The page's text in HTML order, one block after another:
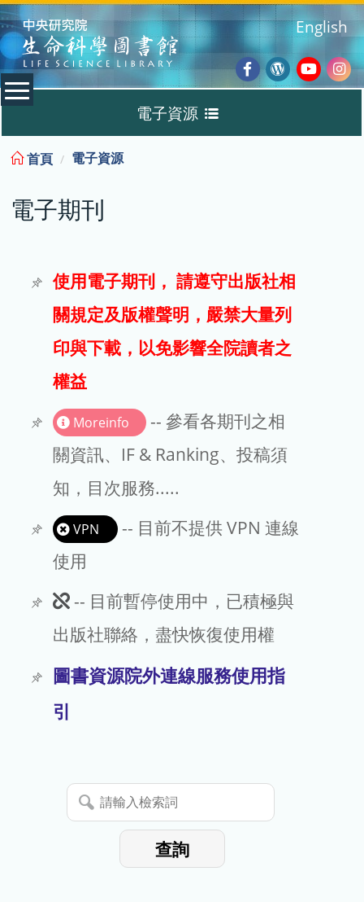
:::
Facebook
Wordpress
English
電子資源
電子期刊
試用
文章處理費
EndNote
首頁 電子資源
電子期刊
使用電子期刊， 請遵守出版社相
關規定及版權聲明，嚴禁大量列
印與下載，以免影響全院讀者之
權益
Moreinfo
-- 參看各期刊之相
關資訊、IF & Ranking、投稿須
知，目次服務.....
VPN
-- 目前不提供 VPN 連線
使用
此
期
刊
用
-- 目前暫停使用中，已積極與
出版社聯絡，盡快恢復使用權
圖書資源院外連線服務使用指
引
請
輸
查詢